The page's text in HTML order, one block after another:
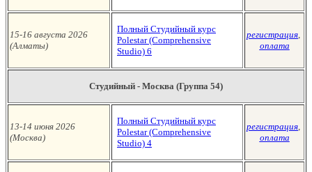
15-16 августа 2026
(Алматы)
Полный Студийный курс
Polestar (Сomprehensive
Studio) 6
регистрация,
оплата
Студийный - Москва (Группа 54)
13-14 июня 2026
(Москва)
Полный Студийный курс
Polestar (Сomprehensive
Studio) 4
регистрация,
оплата